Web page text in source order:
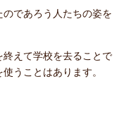
であろう人たちの姿を
えて学校を去ることで
うことはあります。